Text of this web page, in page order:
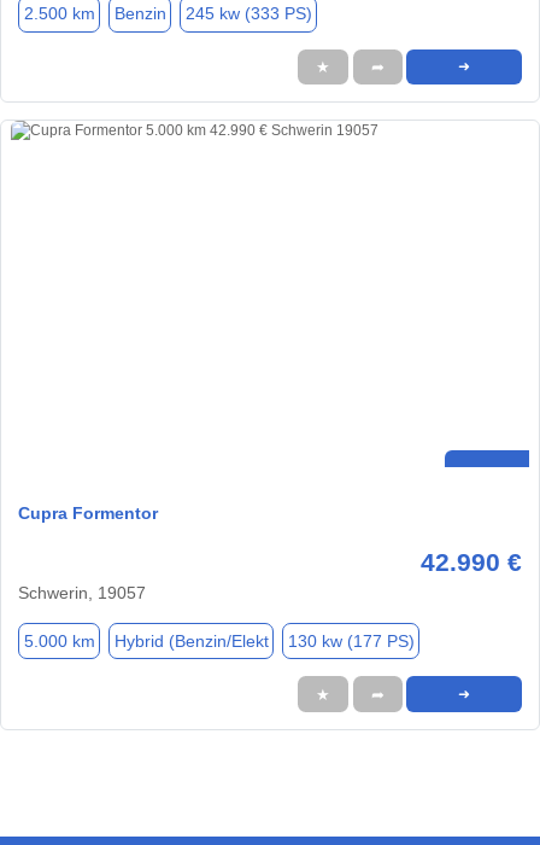
2.500 km Benzin 245 kw (333 PS)
★ ➦ ➜
Cupra Formentor
42.990 €
Schwerin, 19057
5.000 km Hybrid (Benzin/Elekt 130 kw (177 PS)
★ ➦ ➜